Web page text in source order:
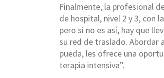
Finalmente, la profesional
de hospital, nivel 2 y 3, con
pero si no es así, hay que
su red de traslado. Abordar
pueda, les ofrece una
terapia intensiva”.